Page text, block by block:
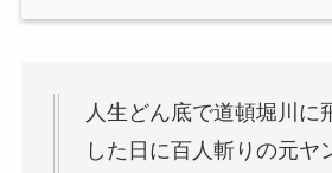
人生どん底で道頓堀川に
した日に百人斬りの元ヤ